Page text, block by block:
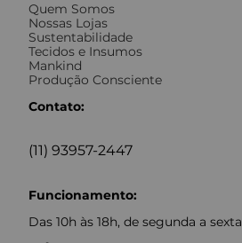
Quem Somos
Nossas Lojas
Sustentabilidade
Tecidos e Insumos
Mankind
Produção Consciente
Contato:
(11) 93957-2447
Funcionamento:
Das 10h às 18h, de segunda a sexta